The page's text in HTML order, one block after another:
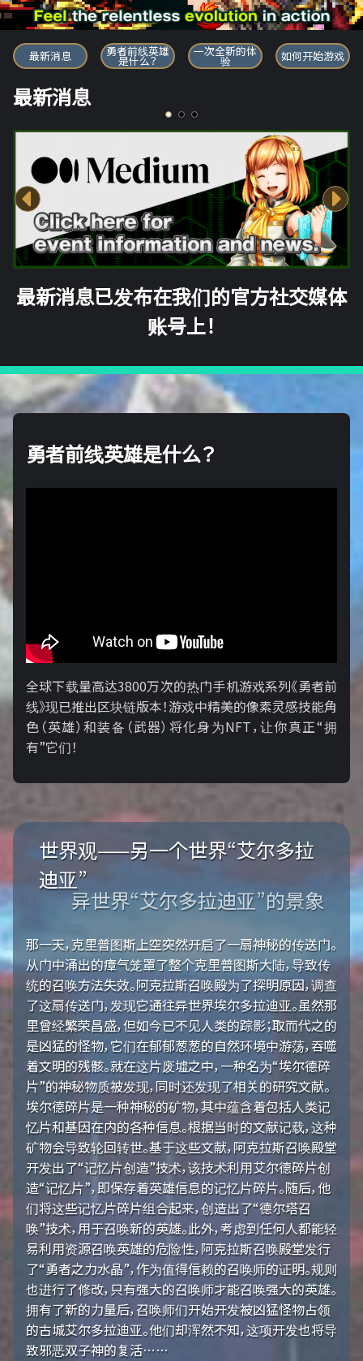
勇者前线英雄
最新消息 勇者前线英雄
是什么？
一次全新的体
验 如何开始游戏
最新消息
最新消息已发布在我们的官方社交媒体
账号上！
勇者前线英雄是什么？
全球下载量高达3800万次的热门手机游戏系列《勇者前
线》现已推出区块链版本！游戏中精美的像素灵感技能角
色（英雄）和装备（武器）将化身为NFT，让你真正“拥
有”它们！
世界观——另一个世界“艾尔多拉
迪亚”
异世界“艾尔多拉迪亚”的景象
那一天，克里普图斯上空突然开启了一扇神秘的传送门。
从门中涌出的瘴气笼罩了整个克里普图斯大陆，导致传
统的召唤方法失效。阿克拉斯召唤殿为了探明原因，调查
了这扇传送门，发现它通往异世界埃尔多拉迪亚。虽然那
里曾经繁荣昌盛，但如今已不见人类的踪影；取而代之的
是凶猛的怪物，它们在郁郁葱葱的自然环境中游荡，吞噬
着文明的残骸。就在这片废墟之中，一种名为“埃尔德碎
片”的神秘物质被发现，同时还发现了相关的研究文献。
埃尔德碎片是一种神秘的矿物，其中蕴含着包括人类记
忆片和基因在内的各种信息。根据当时的文献记载，这种
矿物会导致轮回转世。基于这些文献，阿克拉斯召唤殿堂
开发出了“记忆片创造”技术，该技术利用艾尔德碎片创
造“记忆片”，即保存着英雄信息的记忆片碎片。随后，他
们将这些记忆片碎片组合起来，创造出了“德尔塔召
唤”技术，用于召唤新的英雄。此外，考虑到任何人都能轻
易利用资源召唤英雄的危险性，阿克拉斯召唤殿堂发行
了“勇者之力水晶”，作为值得信赖的召唤师的证明。规则
也进行了修改，只有强大的召唤师才能召唤强大的英雄。
拥有了新的力量后，召唤师们开始开发被凶猛怪物占领
的古城艾尔多拉迪亚。他们却浑然不知，这项开发也将导
致邪恶双子神的复活……